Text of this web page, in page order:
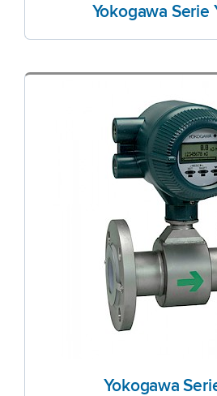
Yokogawa Serie
Yokogawa